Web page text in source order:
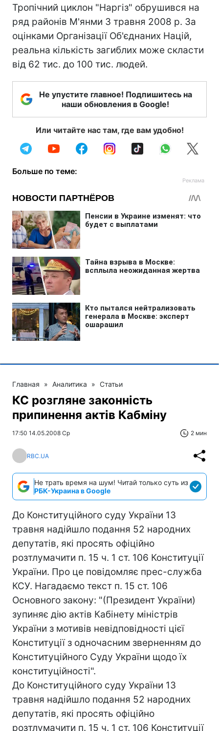
Тропічний циклон "Наргіз" обрушився на
ряд районів М'янми 3 травня 2008 р. За
оцінками Організації Об'єднаних Націй,
реальна кількість загиблих може скласти
від 62 тис. до 100 тис. людей.
Не упустите главное! Подпишитесь на
наши обновления в Google!
Или читайте нас там, где вам удобно!
Больше по теме:
Главная » Аналитика » Статьи
КС розгляне законність
припинення актів Кабміну
17:50 14.05.2008 Ср 2 мин
RBC.UA
Не трать время на шум! Читай только суть из
РБК-Украина в Google
До Конституційного суду України 13
травня надійшло подання 52 народних
депутатів, які просять офіційно
розтлумачити п. 15 ч. 1 ст. 106 Конституції
України. Про це повідомляє прес-служба
КСУ. Нагадаємо текст п. 15 ст. 106
Основного закону: "(Президент України)
зупиняє дію актів Кабінету міністрів
України з мотивів невідповідності цієї
Конституції з одночасним зверненням до
Конституційного Суду України щодо їх
конституційності".
До Конституційного суду України 13
травня надійшло подання 52 народних
депутатів, які просять офіційно
розтлумачити п. 15 ч. 1 ст. 106 Конституції